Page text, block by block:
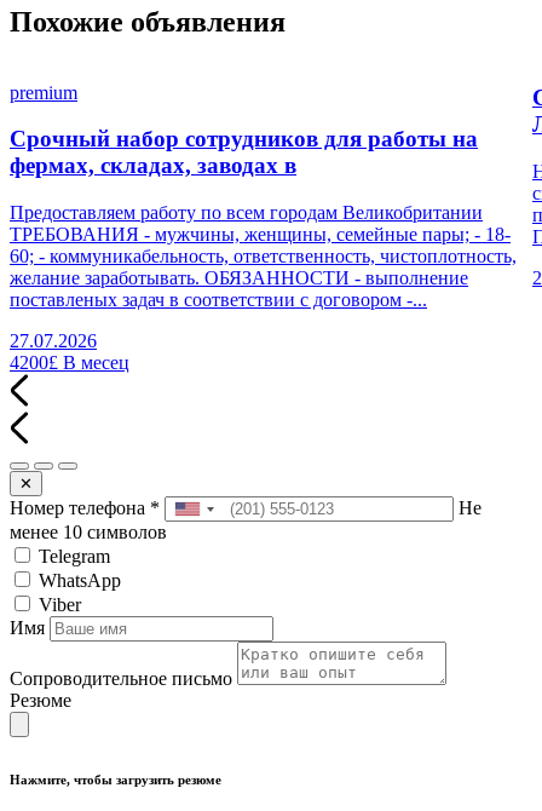
Похожие объявления
premium
Срочный набор сотрудников для работы на
фермах, складах, заводах в
Предоставляем работу по всем городам Великобритании
ТРЕБОВАНИЯ - мужчины, женщины, семейные пары; - 18-
60; - коммуникабельность, ответственность, чистоплотность,
желание заработывать. ОБЯЗАННОСТИ - выполнение
поставленых задач в соответствии с договором -...
27.07.2026
4200£ В месец
✕
Номер телефона *
Не
менее 10 символов
Telegram
WhatsApp
Viber
Имя
Сопроводительное письмо
Резюме
Нажмите, чтобы загрузить резюме